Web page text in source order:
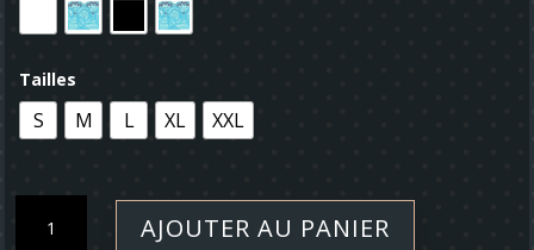
Tailles
S M L XL XXL
AJOUTER AU PANIER